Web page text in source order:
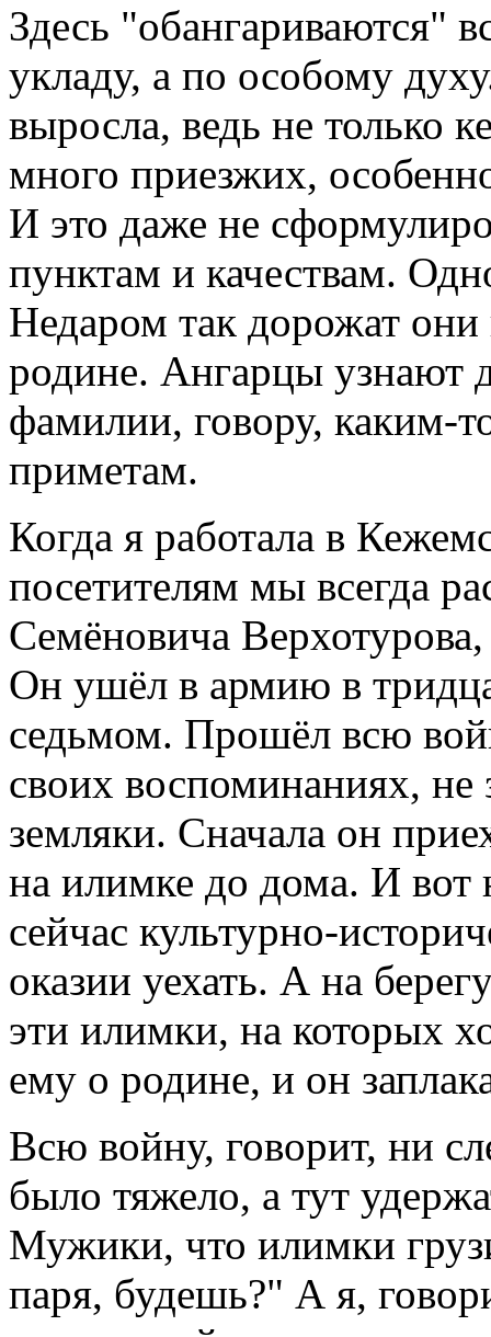
Здесь "обангариваются"
укладу, а по особому
выросла, ведь не только
много приезжих,
И это даже не
пунктам и качествам.
Недаром так дорожат
родине. Ангарцы узнают
фамилии, говору, каким-
приметам.
Когда я работала в
посетителям мы всегда
Семёновича
Он ушёл в армию в
седьмом. Прошёл всю
своих воспоминаниях, не
земляки. Сначала он
на илимке до дома. И вот
сейчас культурно-
оказии уехать. А на
эти илимки, на которых
ему о родине, и он
Всю войну, говорит, ни
было тяжело, а тут
Мужики, что илимки
паря, будешь?" А я,